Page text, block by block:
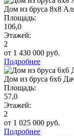
Дом из бруса 8х8
Площадь:
106,0
Этажей:
2
от 1 430 000 руб.
Подробнее
Дом из бруса 6х6
Площадь:
57,0
Этажей:
2
от 1 025 000 руб.
Подробнее